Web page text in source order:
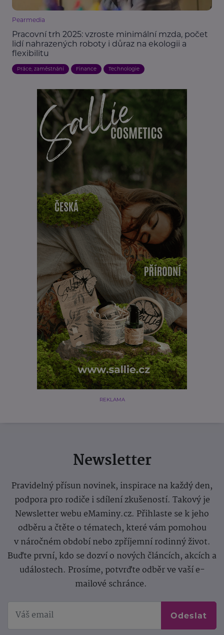
Pearmedia
Pracovní trh 2025: vzroste minimální mzda, počet
lidí nahrazených roboty i důraz na ekologii a
flexibilitu
Práce, zaměstnání Finance Technologie
REKLAMA
Newsletter
Pravidelný přísun novinek, inspirace na každý den,
podpora pro rodiče i sdílení zkušeností. Takový je
Newsletter webu eMaminy.cz. Přihlaste se k jeho
odběru a čtěte o tématech, které vám pomohou
v náročném období nebo zpříjemní rodinný život.
Buďte první, kdo se dozví o nových článcích, akcích a
událostech. Prosíme, potvrďte odběr ve vaší e-
mailové schránce.
Odeslat